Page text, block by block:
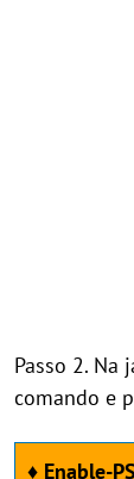
Passo 2. Na
comando e
♦ Enable-